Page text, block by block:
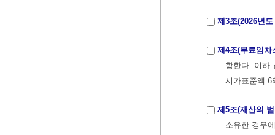
제3조(2026년
제4조(무료임차
함한다. 이하
시가표준액 6
제5조(재산의
소유한 경우